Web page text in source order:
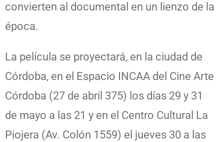
convierten al documental en un lienzo de la
época.
La película se proyectará, en la ciudad de
Córdoba, en el Espacio INCAA del Cine Arte
Córdoba (27 de abril 375) los días 29 y 31
de mayo a las 21 y en el Centro Cultural La
Piojera (Av. Colón 1559) el jueves 30 a las